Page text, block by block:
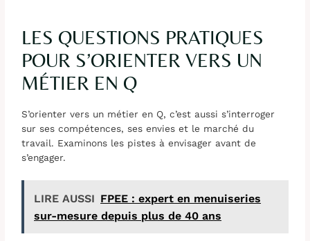
LES QUESTIONS PRATIQUES
POUR S’ORIENTER VERS UN
MÉTIER EN Q
S’orienter vers un métier en Q, c’est aussi s’interroger
sur ses compétences, ses envies et le marché du
travail. Examinons les pistes à envisager avant de
s’engager.
LIRE AUSSI FPEE : expert en menuiseries
sur-mesure depuis plus de 40 ans